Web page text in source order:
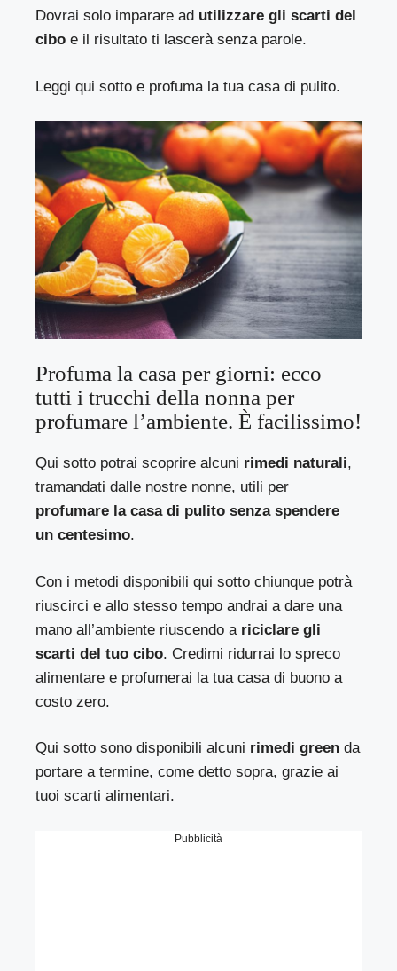
Dovrai solo imparare ad utilizzare gli scarti del
cibo e il risultato ti lascerà senza parole.
Leggi qui sotto e profuma la tua casa di pulito.
Profuma la casa per giorni: ecco
tutti i trucchi della nonna per
profumare l’ambiente. È facilissimo!
Qui sotto potrai scoprire alcuni rimedi naturali,
tramandati dalle nostre nonne, utili per
profumare la casa di pulito senza spendere
un centesimo.
Con i metodi disponibili qui sotto chiunque potrà
riuscirci e allo stesso tempo andrai a dare una
mano all’ambiente riuscendo a riciclare gli
scarti del tuo cibo. Credimi ridurrai lo spreco
alimentare e profumerai la tua casa di buono a
costo zero.
Qui sotto sono disponibili alcuni rimedi green da
portare a termine, come detto sopra, grazie ai
tuoi scarti alimentari.
Pubblicità